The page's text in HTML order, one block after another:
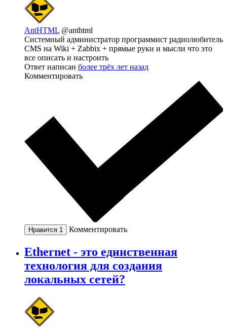
AntHTML @anthtml
Системный администратор программист радиолюбитель
CMS на Wiki + Zabbix + прямые руки и мысли что это
все описать и настроить
Ответ написан более трёх лет назад
Комментировать
Нравится 1 Комментировать
Ethernet - это единственная
технология для создания
локальных сетей?